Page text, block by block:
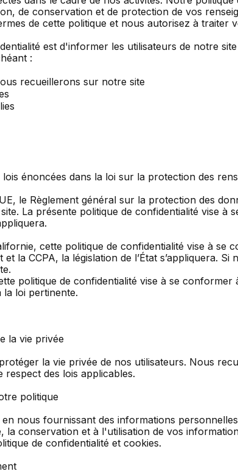
de conservation et de protection de vos
de cette politique et nous autorisez à traiter
est d'informer les utilisateurs de notre
:
recueillerons sur notre site
énoncées dans la loi sur la protection des
le Règlement général sur la protection des
La présente politique de confidentialité vise à
cette politique de confidentialité vise à
la CCPA, la législation de l’État s’appliquera.
politique de confidentialité vise à se
loi pertinente.
la vie privée
la vie privée de nos utilisateurs. Nous
respect des lois applicables.
politique
nous fournissant des informations
la conservation et à l'utilisation de vos
de confidentialité et cookies.